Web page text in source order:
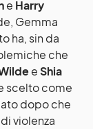
e Harry
Gemma
ha, sin da
che
eShia
scelto come
dopo che
violenza